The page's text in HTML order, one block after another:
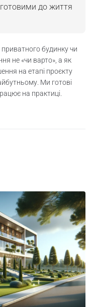
до життя
будинку чи
не «чи варто», а як
на етапі проєкту
Ми готові
на практиці.